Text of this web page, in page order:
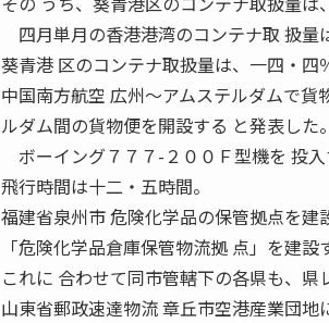
四月単月の香港港湾のコンテナ取 扱量
葵青港 区のコンテナ取扱量は、一四・四
中国南方航空 広州〜アムステルダムで
ルダム間の貨物便を開設する と発表した。
ボーイング７７７-２００Ｆ型機を 投入
飛行時間は十二・五時間。
福建省泉州市 危険化学品の保管拠点を
「危険化学品倉庫保管物流拠 点」を建設
これに 合わせて同市管轄下の各県も、県
山東省郵政速達物流 章丘市空港産業団